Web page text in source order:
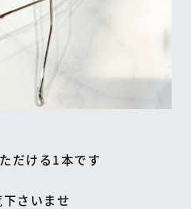
だける1本です
さいませ